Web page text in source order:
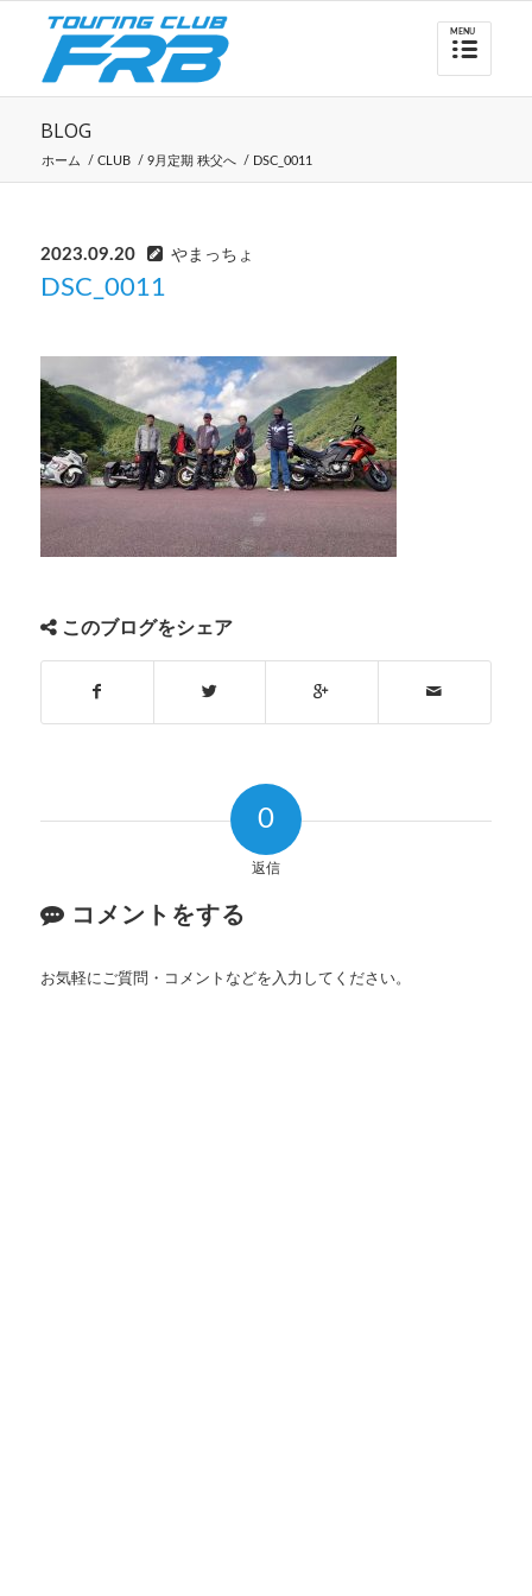
BLOG
ホーム / CLUB / 9月定期 秩父へ / DSC_0011
2023.09.20 やまっちょ
DSC_0011
このブログをシェア
0
返信
コメントをする
お気軽にご質問・コメントなどを入力してください。